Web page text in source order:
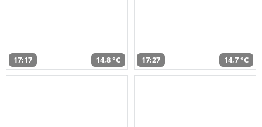
17:17 14,8 °C 17:27 14,7 °C